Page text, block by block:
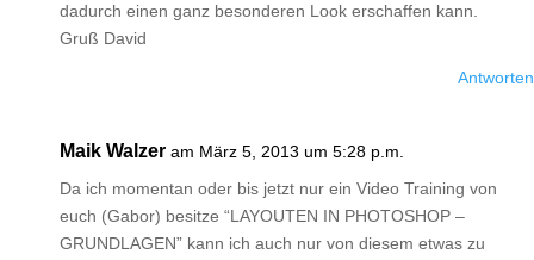
dadurch einen ganz besonderen Look erschaffen kann.
Gruß David
Antworten
Maik Walzer am März 5, 2013 um 5:28 p.m.
Da ich momentan oder bis jetzt nur ein Video Training von
euch (Gabor) besitze “LAYOUTEN IN PHOTOSHOP –
GRUNDLAGEN” kann ich auch nur von diesem etwas zu